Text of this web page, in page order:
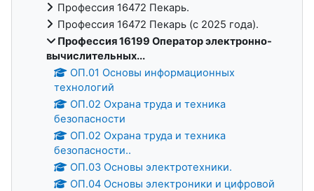
Профессия 16472 Пекарь.
Профессия 16472 Пекарь (с 2025 года).
Профессия 16199 Оператор электронно-
вычислительных...
ОП.01 Основы информационных
технологий
ОП.02 Охрана труда и техника
безопасности
ОП.02 Охрана труда и техника
безопасности..
ОП.03 Основы электротехники.
ОП.04 Основы электроники и цифровой